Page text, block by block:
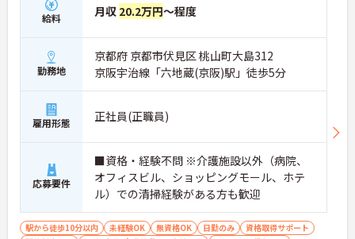
給料 月収 20.2万円～程度
勤務地
京都府 京都市伏見区 桃山町大島312
京阪宇治線「六地蔵(京阪)駅」徒歩5分
雇用形態 正社員(正職員)
応募要件
■資格・経験不問 ※介護施設以外（病院、
オフィスビル、ショッピングモール、ホテ
ル）での清掃経験がある方も歓迎
駅から徒歩10分以内 未経験OK 無資格OK 日勤のみ
資格取得サポート